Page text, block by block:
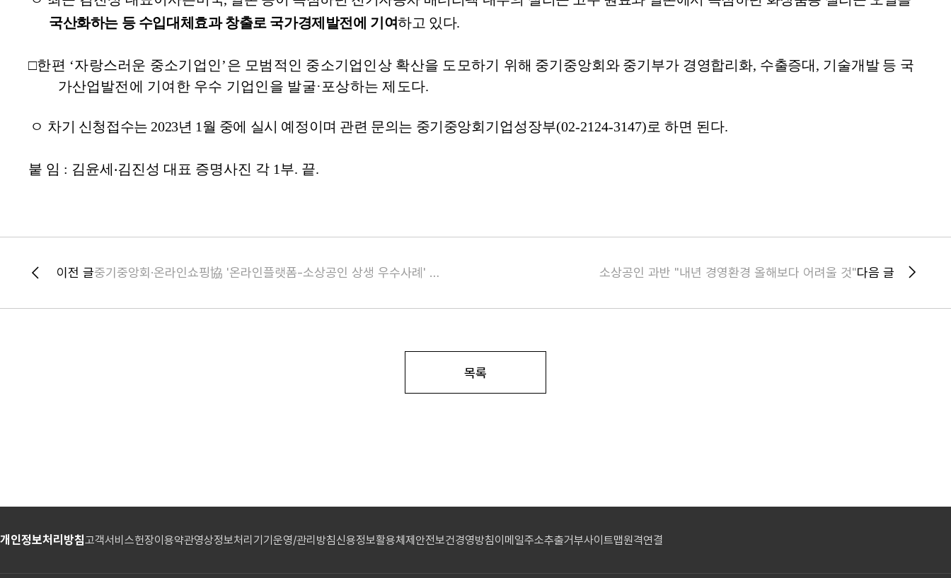
국산화하는 등 수입대체효과 창출로 국가경제발전에 기여하고 있다.
□한편 ‘자랑스러운 중소기업인’은 모범적인 중소기업인상 확산을 도모하기 위해 중기중앙회와 중기부가 경영합리화, 수출증대 , 기술개발 등 국
가산업 발전에 기여한 우수 기업인을 발굴·포상하는 제도다.
ㅇ 차기 신청접수는 2023년 1월 중에 실시 예정이며 관련 문의는 중기중앙회 기업성장부(02-2124-3147)로 하면 된다.
붙 임 : 김윤세 ‧김진성 대표 증명사진 각 1부. 끝.
이전 글 중기중앙회·온라인쇼핑協 '온라인플랫폼-소상공인 상생 우수사례' 발표 소상공인 과반 "내년 경영환경 올해보다 어려울 것"다음 글
목록
개인정보처리방침고객서비스헌장이용약관영상정보처리기기운영/관리방침신용정보활용체제 안전보건경영방침이메일주소추출거부사이트맵원격연결